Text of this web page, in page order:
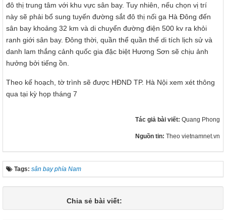
đô thị trung tâm với khu vực sân bay. Tuy nhiên, nếu chọn vị trí
này sẽ phải bổ sung tuyến đường sắt đô thị nối ga Hà Đông đến
sân bay khoảng 32 km và di chuyển đường điện 500 kv ra khỏi
ranh giới sân bay. Đông thời, quần thể quần thể di tích lịch sử và
danh lam thắng cảnh quốc gia đặc biệt Hương Sơn sẽ chịu ảnh
hưởng bởi tiếng ồn.
Theo kế hoạch, tờ trình sẽ được HĐND TP. Hà Nội xem xét thông
qua tại kỳ họp tháng 7
Tác giả bài viết: Quang Phong
Nguồn tin: Theo vietnamnet.vn
Tags: sân bay phía Nam
Chia sẻ bài viết: